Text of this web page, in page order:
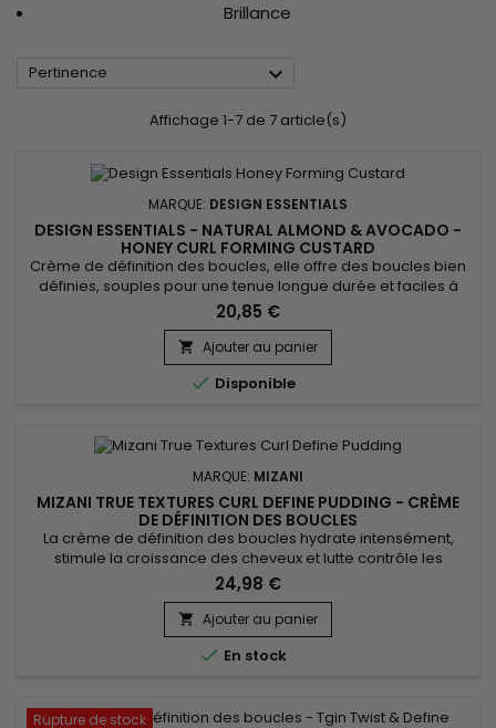
Brillance
Pertinence 
Affichage 1-7 de 7 article(s)
MARQUE: DESIGN ESSENTIALS
DESIGN ESSENTIALS - NATURAL ALMOND & AVOCADO -
HONEY CURL FORMING CUSTARD
Crème de définition des boucles, elle offre des boucles bien
définies, souples pour une tenue longue durée et faciles à
coiffer.&nbsp; Enrichie d'huile d'Avocat et d'Amande douce,
Design Essentials Honey Curl Forming Custard apporte une
brillance instantanée et une hydratation légère, tout en
luttant contre le rétrécissement.&nbsp; Dotée d'une texture...
20,85 €
 Ajouter au panier
 Disponible
MARQUE: MIZANI
MIZANI TRUE TEXTURES CURL DEFINE PUDDING - CRÈME
DE DÉFINITION DES BOUCLES
La crème de définition des boucles hydrate intensément,
stimule la croissance des cheveux et lutte contrôle les
frisottis. Grâce à son savant mélange d'huile d'Olive, d’huile
de Marula et d’huile de Coco, Mizani True Textures Curl Define
Pudding apporte maniabilité, répare les pointes fourchues,
favorise la santé du cuir chevelu, apporte éclat et...
24,98 €
 Ajouter au panier
 En stock
Rupture de stock